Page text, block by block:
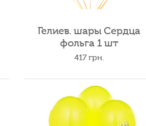
Гелиев. шары Сердца
фольга 1 шт
417грн.